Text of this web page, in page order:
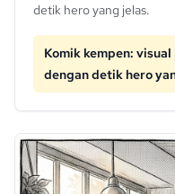
detik hero yang jelas.
Komik kempen:
dengan detik hero